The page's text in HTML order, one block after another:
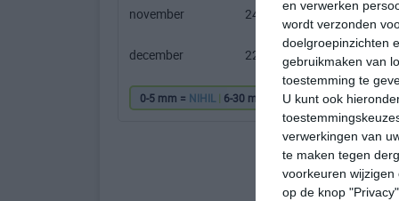
en verwerken
wordt verzonden
doelgroepinzichten
gebruikmaken van
toestemming te
U kunt ook
verwerkingen van
te maken tegen
voorkeuren
op de knop
november 24℃ 18℃
december 22℃ 16℃
0-5 mm = NIHIL | 6-30 mm = 31-60 mm = |